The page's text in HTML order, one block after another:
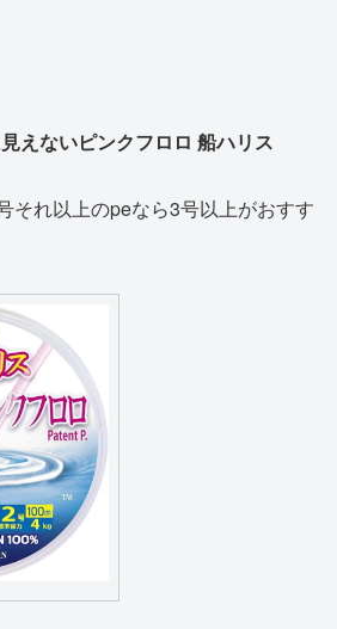
えないピンクフロロ 船ハリス
それ以上のpeなら3号以上がおすす